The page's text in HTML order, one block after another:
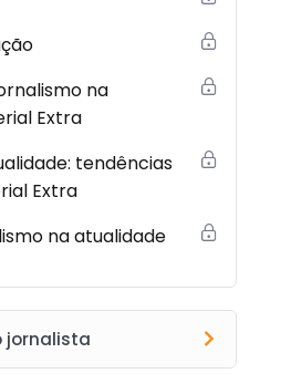
na
Extra
tendências
Extra
na atualidade
jornalista